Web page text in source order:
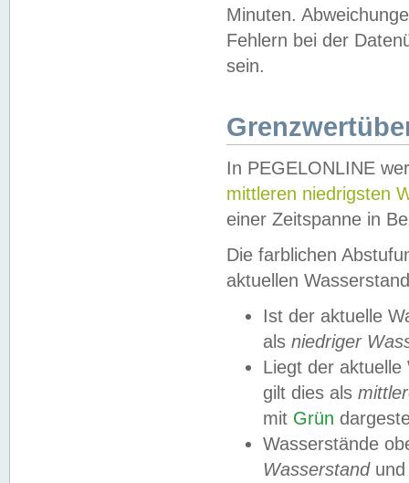
Minuten.
Fehlern bei der
sein.
In PEGELONLINE
mittleren niedrigsten
einer Zeitspanne in
Die farblichen
aktuellen
Ist der aktuelle
als niedriger
Liegt der
gilt dies als
mit Grün
Wasserstände
Wasserstandund